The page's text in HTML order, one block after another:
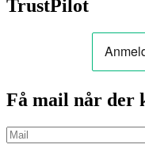
TrustPilot
Få mail når der
Mail